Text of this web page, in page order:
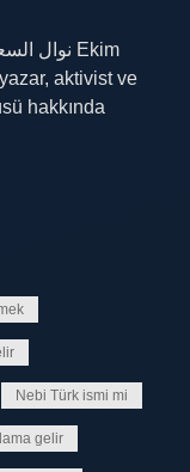
aktivist ve
hakkında
Nebi Türk ismi mi
gelir